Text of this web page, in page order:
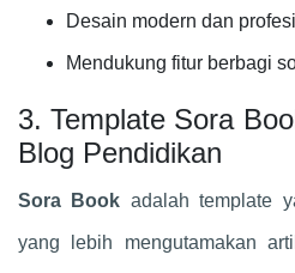
Desain modern dan
Mendukung fitur berbagi
3. Template Sora
Blog Pendidikan
Sora Book adalah template
yang lebih mengutamakan